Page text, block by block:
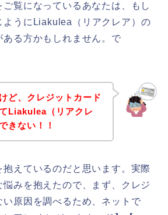
覧になっているあなたは、もし
ようにLiakulea（リアクレア）の
る方かもしれません。で
ど、クレジットカード
Liakulea（リアクレ
きない！！
抱えているのだと思います。実際
みを抱えたので、まず、クレジ
い原因を調べるため、ネットで